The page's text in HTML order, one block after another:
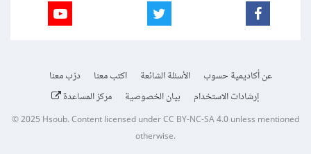
عن أكاديمية حسوب الأسئلة الشائعة اكتب معنا
درّب معنا
إرشادات الاستخدام
بيان الخصوصية مركز المساعدة
© 2025Hsoub.Content licensed underCC BY-NC-SA 4.0unless mentioned
otherwise.